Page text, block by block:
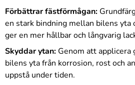
Förbättrar fästförmågan:
en stark bindning mellan bilens yta
ger en mer hållbar och långvarig
Skyddar ytan: Genom att applicera
bilens yta från korrosion, rost och
uppstå under tiden.